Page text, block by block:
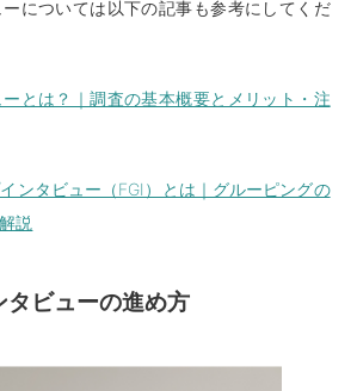
については以下の記事も参考にしてくだ
とは？｜調査の基本概要とメリット・注
ンタビュー（FGI）とは｜グルーピングの
説
タビューの進め方